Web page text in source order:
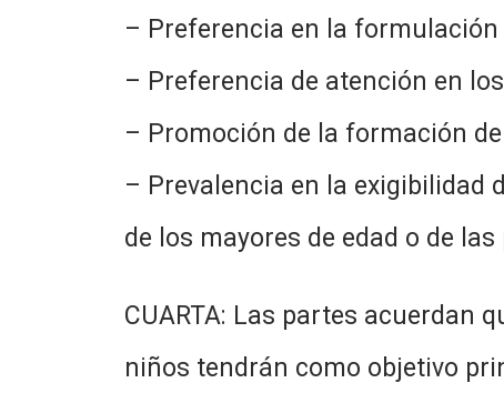
– Preferencia en la
– Preferencia de atención en
– Promoción de la formación
– Prevalencia en la exigibilidad
de los mayores de edad o de
CUARTA: Las partes acuerdan
niños tendrán como objetivo